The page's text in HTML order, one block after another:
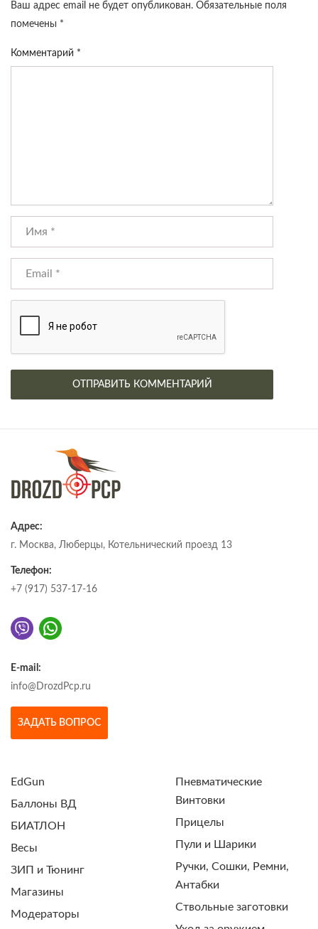
Ваш адрес email не будет опубликован. Обязательные поля
помечены *
Комментарий *
Адрес:
г. Москва, Люберцы, Котельнический проезд 13
Телефон:
+7 (917) 537-17-16
E-mail:
info@DrozdPcp.ru
ЗАДАТЬ ВОПРОС
EdGun
Баллоны ВД
БИАТЛОН
Весы
ЗИП и Тюнинг
Магазины
Модераторы
Пневматические
Винтовки
Прицелы
Пули и Шарики
Ручки, Сошки, Ремни,
Антабки
Ствольные заготовки